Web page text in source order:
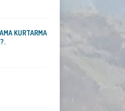
KURTARMA